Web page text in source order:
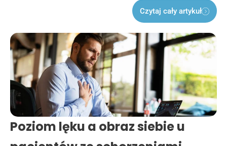
Czytaj cały artykuł
Poziom lęku a obraz siebie u